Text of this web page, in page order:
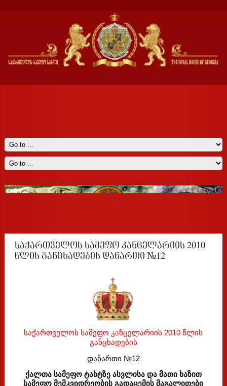
საქართველოს სამეფო კანცელარიის 2010
წლის განცხადების დანართი №12
საქართველოს სამეფო კანცელარიის 2010 წლის
განცხადების
დანართი №12
ქალთა სამეფო ტახტზე ასვლისა და მათი ხაზით
სამეფო მემკვიდრეობის გადაცემის მაგალითები